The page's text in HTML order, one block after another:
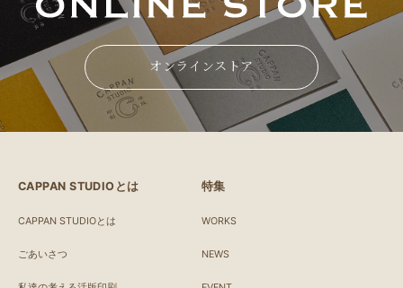
オンラインストア
CAPPAN STUDIOとは
CAPPAN STUDIOとは
ごあいさつ
特集
WORKS
NEWS